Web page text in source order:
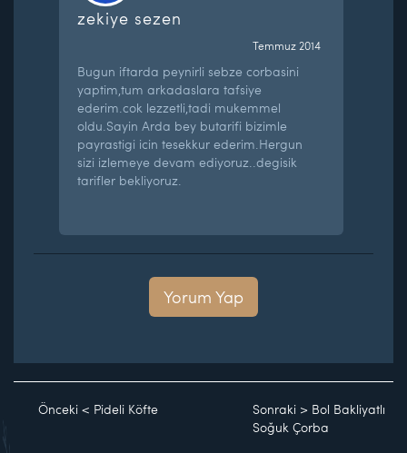
zekiye sezen
Temmuz 2014
Bugun iftarda peynirli sebze corbasini
yaptim,tum arkadaslara tafsiye
ederim.cok lezzetli,tadi mukemmel
oldu.Sayin Arda bey butarifi bizimle
payrastigi icin tesekkur ederim.Hergun
sizi izlemeye devam ediyoruz..degisik
tarifler bekliyoruz.
Yorum Yap
Önceki < Pideli Köfte Sonraki > Bol Bakliyatlı
Soğuk Çorba